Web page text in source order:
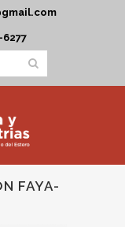
6277
FAYA-